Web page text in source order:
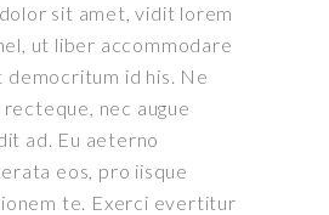
sit amet, vidit lorem
ut liber accommodare
democritum id his. Ne
nec augue
ad. Eu aeterno
eos, pro iisque
te. Exerci evertitur